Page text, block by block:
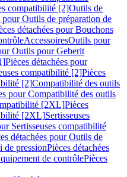
compatibilité [2]Outils de
pour Outils de préparation de
détachées pour Bouchons
AccessoiresOutils pour
Outils pour Geberit
Pièces détachées pour
compatibilité [2]Pièces
[2]Compatibilité des outils
pour Compatibilité des outils
[2XL]Pièces
[2XL]Sertisseuses
Sertisseuses compatibilité
détachées pour Outils de
de pressionPièces détachées
de contrôlePièces